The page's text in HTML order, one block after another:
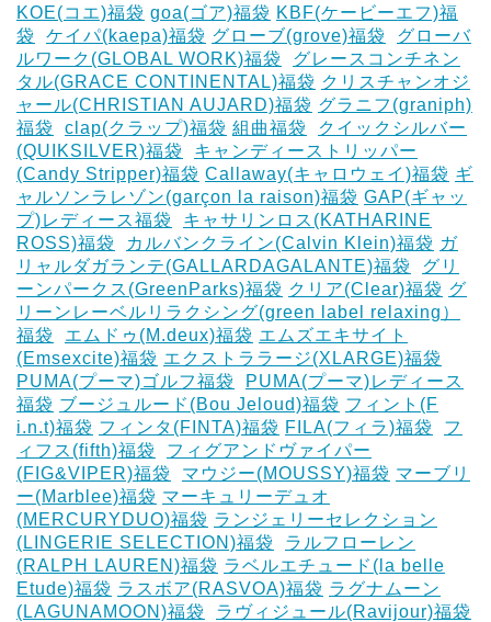
KOE(コエ)福袋 goa(ゴア)福袋 KBF(ケービーエフ)福
袋
ケイパ(kaepa)福袋 グローブ(grove)福袋
グローバ
ルワーク(GLOBAL WORK)福袋
グレースコンチネン
タル(GRACE CONTINENTAL)福袋 クリスチャンオジ
ャール(CHRISTIAN AUJARD)福袋 グラニフ(graniph)
福袋
clap(クラップ)福袋 組曲福袋
クイックシルバー
(QUIKSILVER)福袋
キャンディーストリッパー
(Candy Stripper)福袋 Callaway(キャロウェイ)福袋 ギ
ャルソンラレゾン(garçon la raison)福袋 GAP(ギャッ
プ)レディース福袋
キャサリンロス(KATHARINE
ROSS)福袋
カルバンクライン(Calvin Klein)福袋 ガ
リャルダガランテ(GALLARDAGALANTE)福袋
グリ
ーンパークス(GreenParks)福袋 クリア(Clear)福袋 グ
リーンレーベルリラクシング(green label relaxing）
福袋
エムドゥ(M.deux)福袋 エムズエキサイト
(Emsexcite)福袋 エクストララージ(XLARGE)福袋
PUMA(プーマ)ゴルフ福袋
PUMA(プーマ)レディース
福袋 ブージュルード(Bou Jeloud)福袋 フィント(F
i.n.t)福袋 フィンタ(FINTA)福袋 ‎FILA(フィラ)福袋
フ
ィフス(fifth)福袋
フィグアンドヴァイパー
(FIG&VIPER)福袋
マウジー(MOUSSY)福袋 マーブリ
ー(Marblee)福袋 マーキュリーデュオ
(MERCURYDUO)福袋 ランジェリーセレクション
(LINGERIE SELECTION)福袋
ラルフローレン
(RALPH LAUREN)福袋 ラベルエチュード(la belle
Etude)福袋 ラスボア(RASVOA)福袋 ラグナムーン
(LAGUNAMOON)福袋
ラヴィジュール(Ravijour)福袋